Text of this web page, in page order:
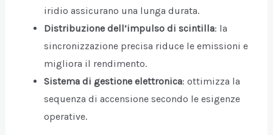
iridio assicurano una lunga durata.
Distribuzione dell’impulso di scintilla: la
sincronizzazione precisa riduce le emissioni e
migliora il rendimento.
Sistema di gestione elettronica: ottimizza la
sequenza di accensione secondo le esigenze
operative.